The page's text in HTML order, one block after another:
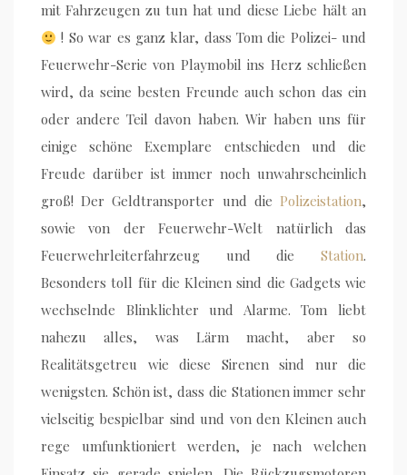
mit Fahrzeugen zu tun hat und diese Liebe hält an
! So war es ganz klar, dass Tom die Polizei- und
Feuerwehr-Serie von Playmobil ins Herz schließen
wird, da seine besten Freunde auch schon das ein
oder andere Teil davon haben. Wir haben uns für
einige schöne Exemplare entschieden und die
Freude darüber ist immer noch unwahrscheinlich
groß! Der Geldtransporter und die Polizeistation,
sowie von der Feuerwehr-Welt natürlich das
Feuerwehrleiterfahrzeug und die Station.
Besonders toll für die Kleinen sind die Gadgets wie
wechselnde Blinklichter und Alarme. Tom liebt
nahezu alles, was Lärm macht, aber so
Realitätsgetreu wie diese Sirenen sind nur die
wenigsten. Schön ist, dass die Stationen immer sehr
vielseitig bespielbar sind und von den Kleinen auch
rege umfunktioniert werden, je nach welchen